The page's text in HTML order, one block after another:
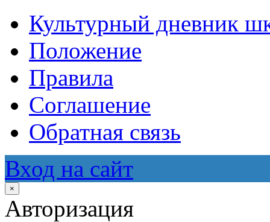
Культурный дневник
Положение
Правила
Соглашение
Обратная связь
Вход на сайт
×
Авторизация